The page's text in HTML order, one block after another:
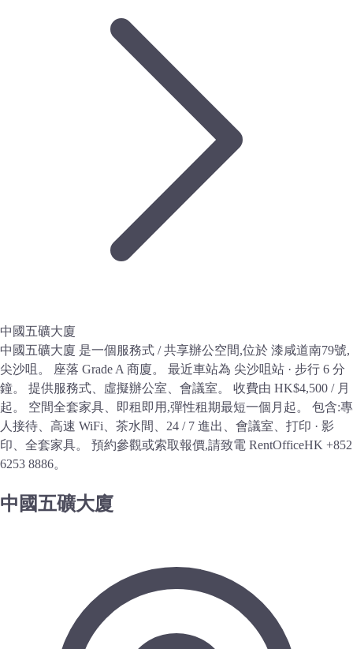
中國五礦大廈
中國五礦大廈 是一個服務式 / 共享辦公空間,位於 漆咸道南79號,
尖沙咀。 座落 Grade A 商廈。 最近車站為 尖沙咀站 · 步行 6 分
鐘。 提供服務式、虛擬辦公室、會議室。 收費由 HK$4,500 / 月
起。 空間全套家具、即租即用,彈性租期最短一個月起。 包含:專
人接待、高速 WiFi、茶水間、24 / 7 進出、會議室、打印 · 影
印、全套家具。 預約參觀或索取報價,請致電 RentOfficeHK +852
6253 8886。
中國五礦大廈